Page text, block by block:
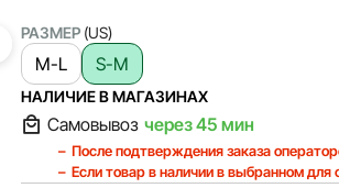
РАЗМЕР (US)
M-L S-M
НАЛИЧИЕ В МАГАЗИНАХ
Самовывоз через 45 мин
После подтверждения заказа
Если товар в наличии в выбранном для